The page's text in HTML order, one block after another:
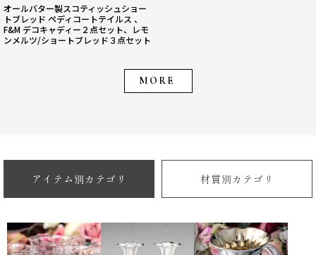
オールバター製スコティッシュショー
トブレッド ペディコートテイルス 、
F&M デコキャディー２点セット、レモ
ンメルツ/ショートブレッド３点セット
MORE
アイテム別カテゴリ 材質別カテゴリ